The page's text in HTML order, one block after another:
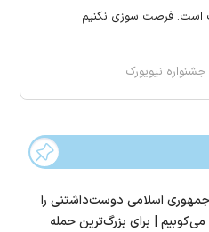
است. فرصت سوزی نکنیم
نیویورک
اسلامی دوست‌داشتنی را
| برای بزرگ‌ترین حمله